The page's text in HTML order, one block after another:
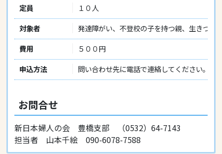
定員
１０人
対象者
発達障がい、不登校の子を持つ親、生きづら
費用
５００円
申込方法
問い合わせ先に電話で連絡してください。
お問合せ
新日本婦人の会 豊橋支部 （0532）64-7143
担当者 山本千絵 090-6078-7588